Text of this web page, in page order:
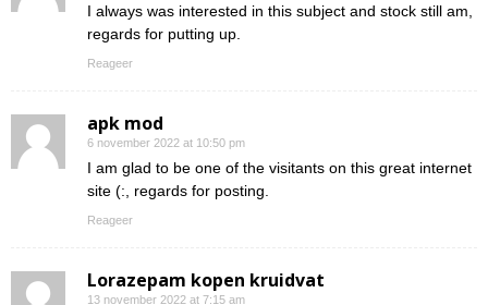
I always was interested in this subject and stock still am,
regards for putting up.
Reageer
apk mod
6 november 2022 at 10:50 pm
I am glad to be one of the visitants on this great internet
site (:, regards for posting.
Reageer
Lorazepam kopen kruidvat
13 november 2022 at 7:15 am